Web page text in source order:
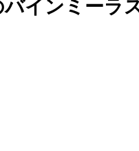
インミーラ